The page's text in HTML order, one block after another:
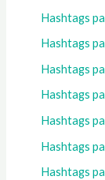
Hashtags
Hashtags
Hashtags
Hashtags
Hashtags
Hashtags
Hashtags